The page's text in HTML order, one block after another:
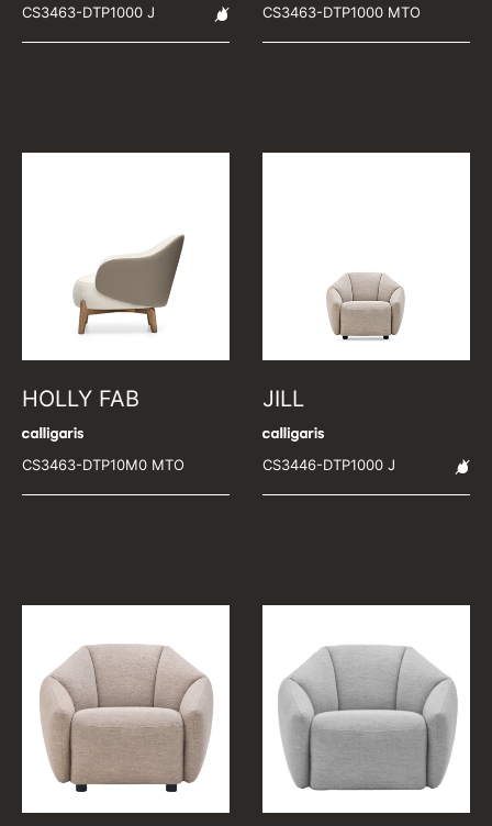
CS3463-DTP1000 J CS3463-DTP1000 MTO
HOLLY FAB
CS3463-DTP10M0 MTO
JILL
CS3446-DTP1000 J